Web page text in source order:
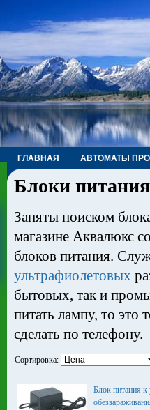
ГЛАВНАЯ АВТОМАТЫ
ТРУБЫ, ФИТИНГИ, КРАНЫ
Блоки
Заняты поиском
магазине Аквалюкс
блоков питания.
ультрафиолетовых
бытовых, так и
питать лампу, то это
сделать по телефону.
Сортировка:
Блок питания к